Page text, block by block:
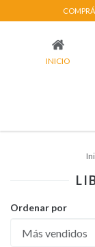
LIBROS
INICIO
Ordenar por